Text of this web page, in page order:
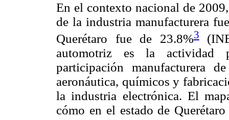
En el contexto nacional de
de la industria manufacturera
Querétaro fue de 23.8%3
automotriz es la actividad
participación manufacturera
aeronáutica, químicos y
la industria electrónica. El
cómo en el estado de